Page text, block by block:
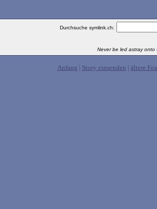
Durchsuche symlink.ch:
Never be led astray onto
Anfang | Story einsenden | ältere